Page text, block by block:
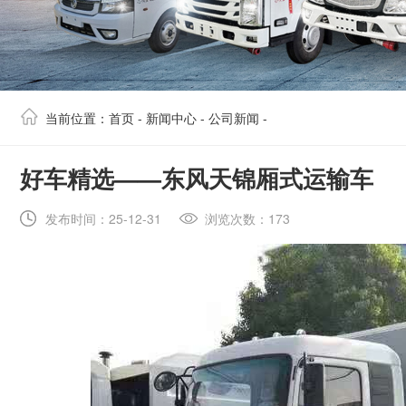
当前位置： 首页 - 新闻中心 - 公司新闻 -
​好车精选——东风天锦厢式运输车
发布时间：25-12-31 浏览次数：173